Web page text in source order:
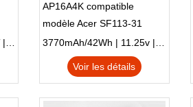
AP16A4K compatible
modèle Acer SF113-31
AO1-132 NE132
Voir les détails